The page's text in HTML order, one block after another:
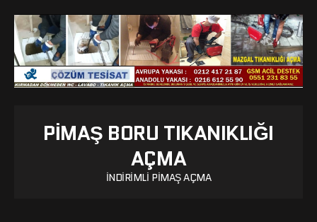
PIMAŞ BORU TIKANIKLIĞI
AÇMA
İNDIRIMLI PIMAŞ AÇMA